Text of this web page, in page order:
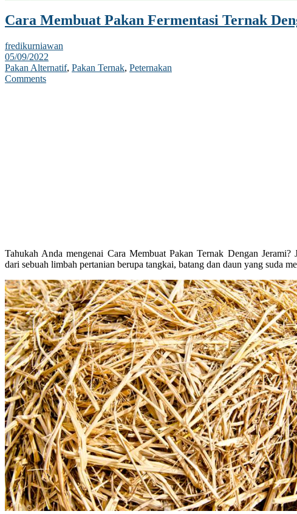
Cara Membuat Pakan Fermentasi Ternak
fredikurniawan
05/09/2022
Pakan Alternatif, Pakan Ternak, Peternakan
Comments
Tahukah Anda mengenai Cara Membuat Pakan Ternak Dengan Jerami?
dari sebuah limbah pertanian berupa tangkai, batang dan daun yang suda